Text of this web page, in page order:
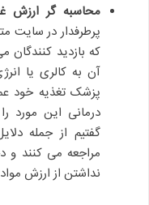
محاسبه گر ارزش
پرطرفدار در
که بازدید کنندگان
آن به کالری یا
پزشک تغذیه خود
درمانی این مورد
گفتیم از جمله
مراجعه می کنند و
نداشتن از ارزش